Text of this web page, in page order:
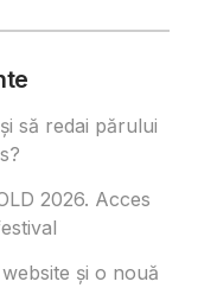
să redai părului
2026. Acces
și o nouă